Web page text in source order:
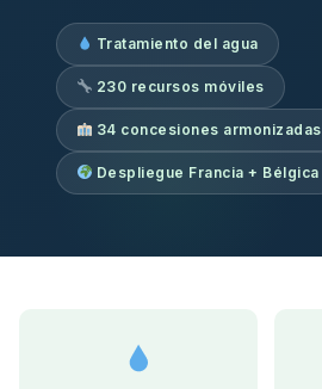
Tratamiento del agua
230 recursos móviles
34 concesiones armonizadas
Despliegue Francia + Bélgica